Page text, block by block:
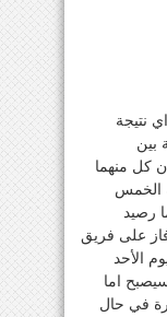
نتيجة
بين
كل منهما
الخمس
، فيما رصيد
حال فاز على فريق
الأحد
سيصبح اما
في حال